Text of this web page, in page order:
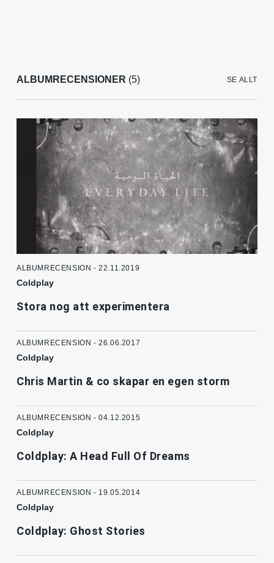
ALBUMRECENSIONER (5) SE ALLT
ALBUMRECENSION - 22.11.2019
Coldplay
Stora nog att experimentera
ALBUMRECENSION - 26.06.2017
Coldplay
Chris Martin & co skapar en egen storm
ALBUMRECENSION - 04.12.2015
Coldplay
Coldplay: A Head Full Of Dreams
ALBUMRECENSION - 19.05.2014
Coldplay
Coldplay: Ghost Stories